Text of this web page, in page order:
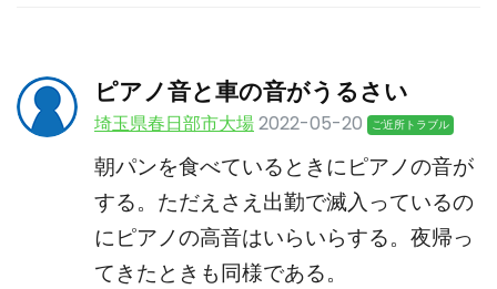
ピアノ音と車の音がうるさい
埼玉県春日部市大場2022-05-20 ご近所トラブル
朝パンを食べているときにピアノの音が
する。ただえさえ出勤で滅入っているの
にピアノの高音はいらいらする。夜帰っ
てきたときも同様である。